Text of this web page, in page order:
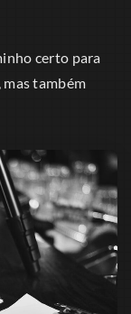
certo para
também